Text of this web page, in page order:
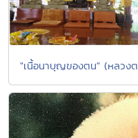
"เนื้อนาบุญของตน" (หลวง